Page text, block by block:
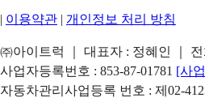
| 이용약관 | 개인정보 처리 방침
㈜아이트럭 ｜ 대표자 : 정혜인 ｜
사업자등록번호 : 853-87-01781 [사
자동차관리사업등록 번호 : 제02-